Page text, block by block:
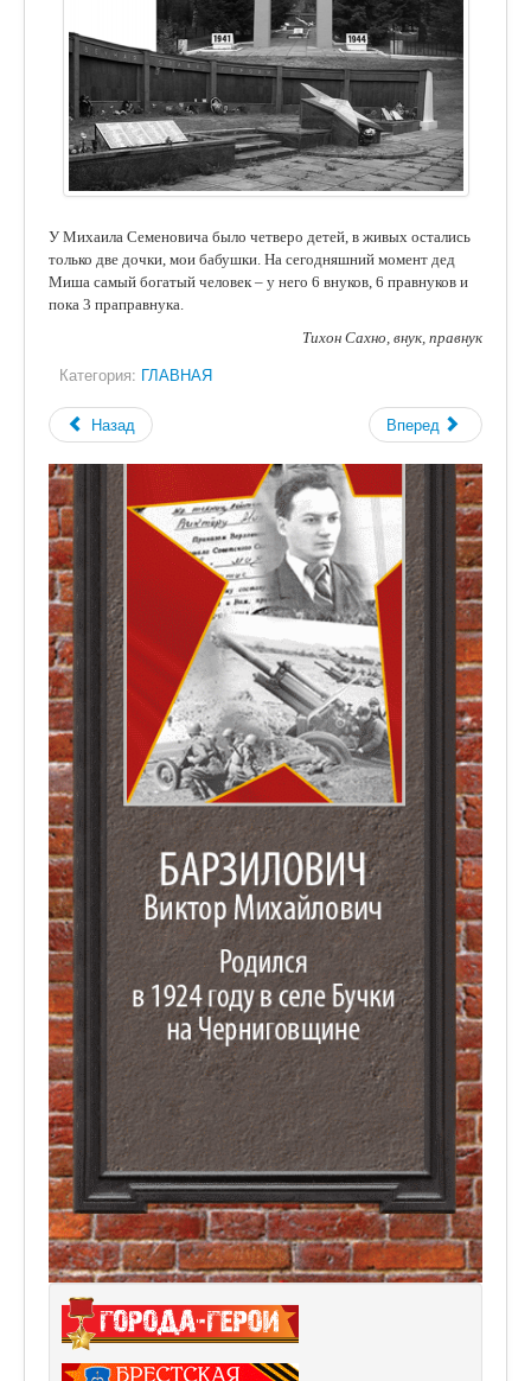
У Михаила Семеновича было четверо детей, в живых остались
только две дочки, мои бабушки. На сегодняшний момент дед
Миша самый богатый человек – у него 6 внуков, 6 правнуков и
пока 3 праправнука.
Тихон Сахно, внук, правнук
Категория: ГЛАВНАЯ
Назад Вперед